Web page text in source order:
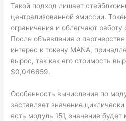
Такой подход лишает
централизованной эмиссии.
ограничения и облегчают
После объявления о
интерес к токену MANA,
вырос, так как его стоимость
$0,046659.
Особенность вычисления по
заставляет значение
есть модуль 151, значение